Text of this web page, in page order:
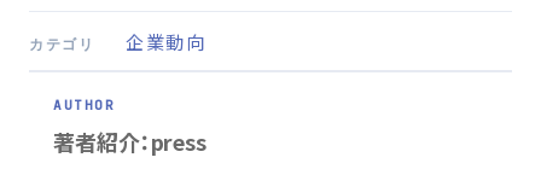
カテゴリ 企業動向
著者紹介：press